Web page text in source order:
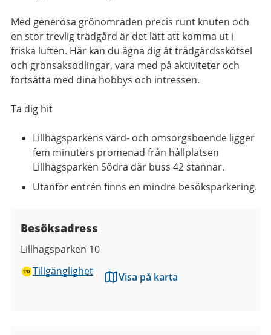
Med generösa grönområden precis runt knuten och
en stor trevlig trädgård är det lätt att komma ut i
friska luften. Här kan du ägna dig åt trädgårdsskötsel
och grönsaksodlingar, vara med på aktiviteter och
fortsätta med dina hobbys och intressen.
Ta dig hit
Lillhagsparkens vård- och omsorgsboende ligger
fem minuters promenad från hållplatsen
Lillhagsparken Södra där buss 42 stannar.
Utanför entrén finns en mindre besöksparkering.
Besöksadress
Lillhagsparken 10
Tillgänglighet
Visa på karta